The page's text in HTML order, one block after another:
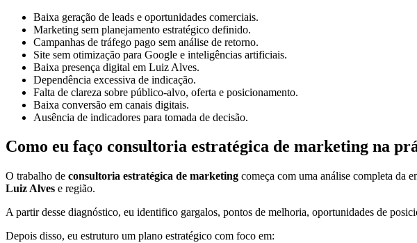
Baixa geração de leads e oportunidades comerciais.
Marketing sem planejamento estratégico definido.
Campanhas de tráfego pago sem análise de retorno.
Site sem otimização para Google e inteligências artificiais.
Baixa presença digital em Luiz Alves.
Dependência excessiva de indicação.
Falta de clareza sobre público-alvo, oferta e posicionamento.
Baixa conversão em canais digitais.
Ausência de indicadores para tomada de decisão.
Como eu faço consultoria estratégica de marketing na
O trabalho de consultoria estratégica de marketing começa com uma análise completa da
Luiz Alves e região.
A partir desse diagnóstico, eu identifico gargalos, pontos de melhoria, oportunidades de
Depois disso, eu estruturo um plano estratégico com foco em: